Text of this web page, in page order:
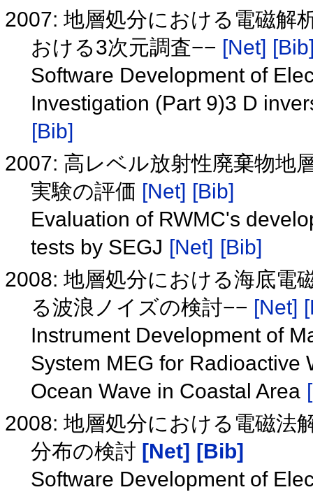
2007: 地層処分における電磁解
おける3次元調査−− [Net]
Software Development of
Investigation (Part 9)3 D
[Bib]
2007: 高レベル放射性廃棄物地
実験の評価 [Net] [Bib]
Evaluation of RWMC's
tests by SEGJ [Net] [Bib]
2008: 地層処分における海底電
る波浪ノイズの検討−− [Net]
Instrument Development of
System MEG for Radioactive
Ocean Wave in Coastal Area
2008: 地層処分における電磁法
分布の検討 [Net] [Bib]
Software Development of